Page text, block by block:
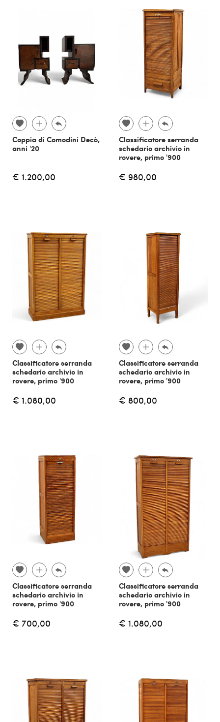
Coppia di Comodini Decò,
anni '20
€ 1.200,00
Classificatore serranda
schedario archivio in
rovere, primo '900
€ 980,00
Classificatore serranda
schedario archivio in
rovere, primo '900
€ 1.080,00
Classificatore serranda
schedario archivio in
rovere, primo '900
€ 800,00
Classificatore serranda
schedario archivio in
rovere, primo '900
€ 700,00
Classificatore serranda
schedario archivio in
rovere, primo '900
€ 1.080,00